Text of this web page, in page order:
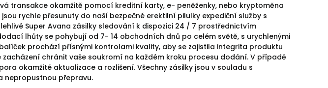
transakce okamžitě pomocí kreditní karty, e- peněženky, nebo kryptoměna
rychle přesunuty do naší bezpečné erektilní pilulky expediční služby s
Super Avana zásilky sledování k dispozici 24 / 7 prostřednictvím
lhůty se pohybují od 7- 14 obchodních dnů po celém světě, s urychlenými
prochází přísnými kontrolami kvality, aby se zajistila integrita produktu
chránit vaše soukromí na každém kroku procesu dodání. V případě
okamžité aktualizace a rozlišení. Všechny zásilky jsou v souladu s
nepropustnou přepravu.